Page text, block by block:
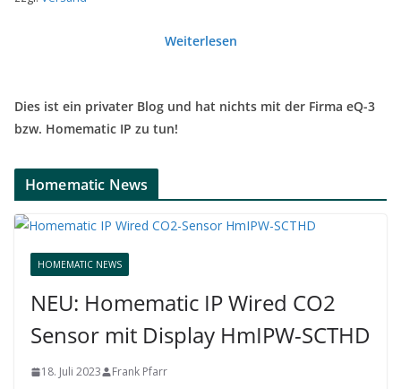
Weiterlesen
Dies ist ein privater Blog und hat nichts mit der Firma eQ-3
bzw. Homematic IP zu tun!
Homematic News
HOMEMATIC NEWS
NEU: Homematic IP Wired CO2
Sensor mit Display HmIPW-SCTHD
18. Juli 2023 Frank Pfarr